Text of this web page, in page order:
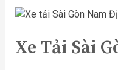
Xe Tải Sài